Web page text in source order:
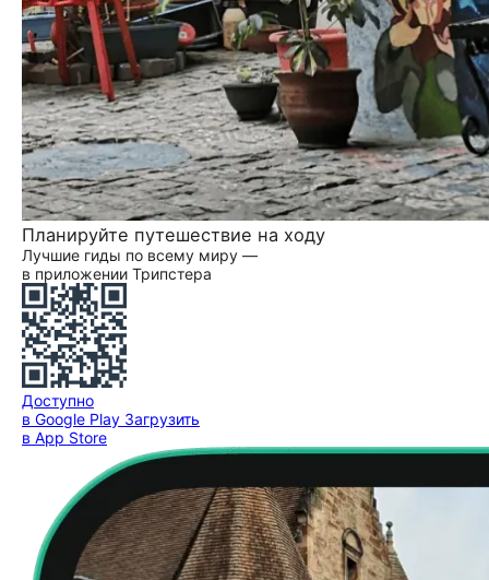
Планируйте путешествие на ходу
Лучшие гиды по всему миру —
в приложении Трипстера
Доступно
в Google Play Загрузить
в App Store